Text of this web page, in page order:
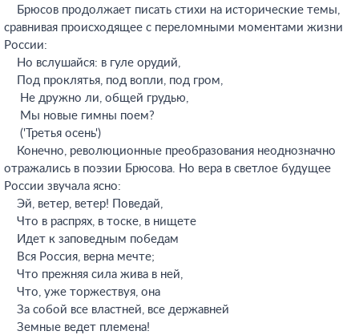
Брюсов продолжает писать стихи на исторические темы,
сравнивая происходящее с переломными моментами жизни
России:
Но вслушайся: в гуле орудий,
Под проклятья, под вопли, под гром,
Не дружно ли, общей грудью,
Мы новые гимны поем?
('Третья осень')
Конечно, революционные преобразования неоднозначно
отражались в поэзии Брюсова. Но вера в светлое будущее
России звучала ясно:
Эй, ветер, ветер! Поведай,
Что в распрях, в тоске, в нищете
Идет к заповедным победам
Вся Россия, верна мечте;
Что прежняя сила жива в ней,
Что, уже торжествуя, она
За собой все властней, все державней
Земные ведет племена!